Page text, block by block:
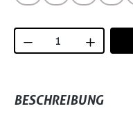
Produkt
BESCHREIBUNG